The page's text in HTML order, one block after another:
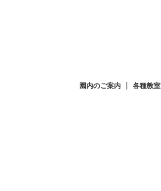
園内のご案内 各種教室